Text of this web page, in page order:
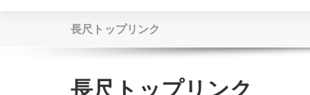
長尺トップリンク
長尺トップリンク